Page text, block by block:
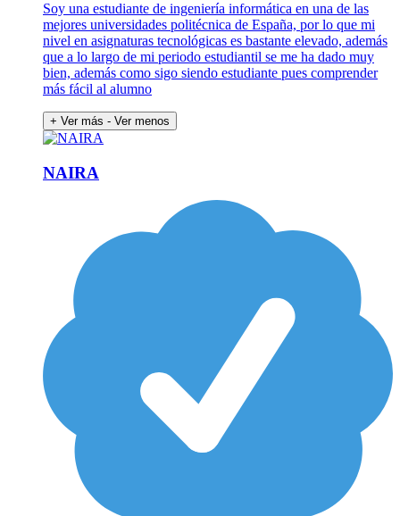
Soy una estudiante de ingeniería informática en una de las
mejores universidades politécnica de España, por lo que mi
nivel en asignaturas tecnológicas es bastante elevado, además
que a lo largo de mi periodo estudiantil se me ha dado muy
bien, además como sigo siendo estudiante pues comprender
más fácil al alumno
+ Ver más - Ver menos
NAIRA